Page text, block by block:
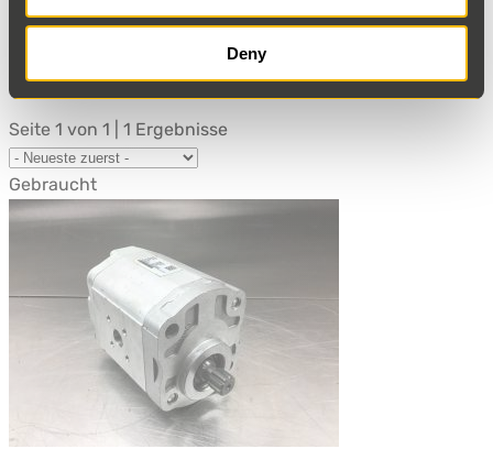
Deny
Suchen - 50963140
Seite 1 von 1 | 1 Ergebnisse
Gebraucht